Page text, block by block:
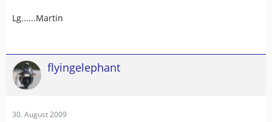
Lg......Martin
flyingelephant
30. August 2009